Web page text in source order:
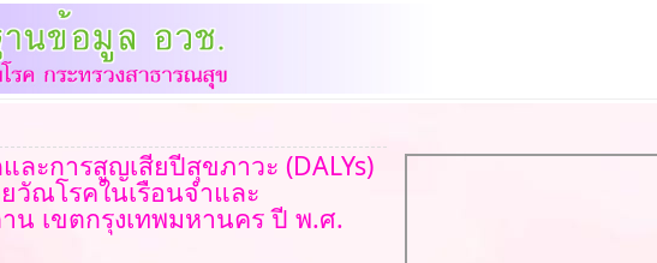
ละการสูญเสียปีสุขภาวะ (DALYs)
วัณโรคในเรือนจำและ
เขตกรุงเทพมหานคร ปี พ.ศ.